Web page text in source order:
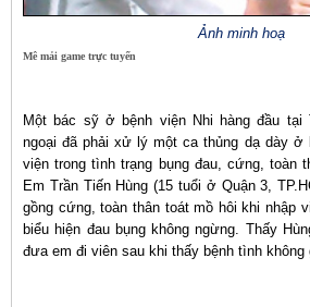
Ảnh minh hoạ
Mê mải game trực tuyến
Một bác sỹ ở bệnh viện Nhi hàng đầu tại
ngoại đã phải xử lý một ca thủng dạ dày ở
viện trong tình trạng bụng đau, cứng, toàn
Em Trần Tiến Hùng (15 tuổi ở Quận 3,
gồng cứng, toàn thân toát mồ hôi khi nhập
biểu hiện đau bụng không ngừng. Thấy
đưa em đi viên sau khi thấy bệnh tình không